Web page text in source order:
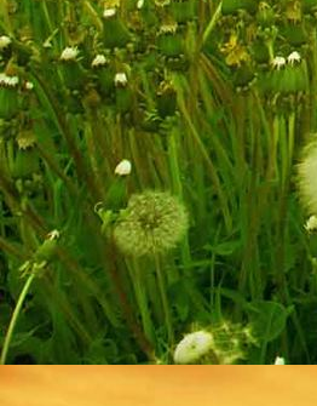
homboourg frontpage